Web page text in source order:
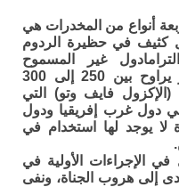
أنواع من المخدرات هي
كثيف في حظيرة الردوم
غير المسموح
باستخدامها داخل السودان بتركيز يراوح بين 250 إلى 300
فايف وتو) التي
دول غرب إفريقيا ودول
لا يوجد لها استخدام في
الإجراءات الأولية في
إلى هروب الجناة، ونفى